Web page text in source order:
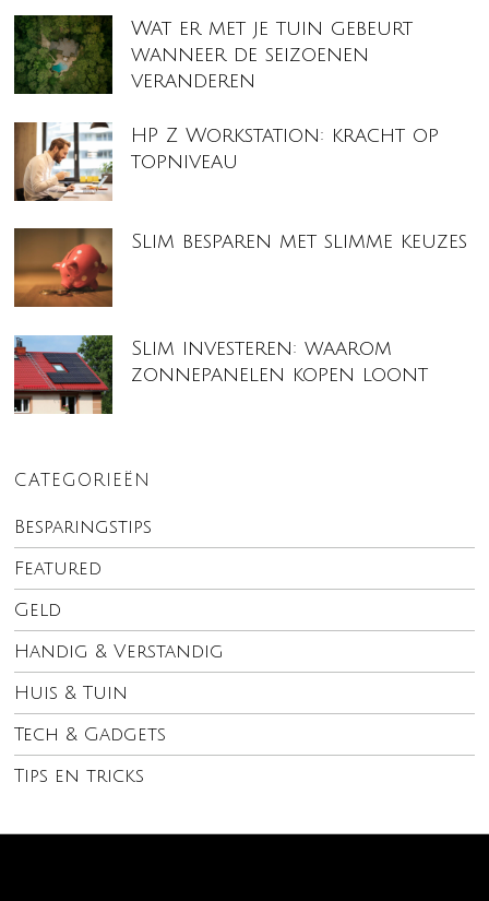
Wat er met je tuin gebeurt
wanneer de seizoenen
veranderen
HP Z Workstation: kracht op
topniveau
Slim besparen met slimme keuzes
Slim investeren: waarom
zonnepanelen kopen loont
CATEGORIEËN
Besparingstips
Featured
Geld
Handig & Verstandig
Huis & Tuin
Tech & Gadgets
Tips en tricks